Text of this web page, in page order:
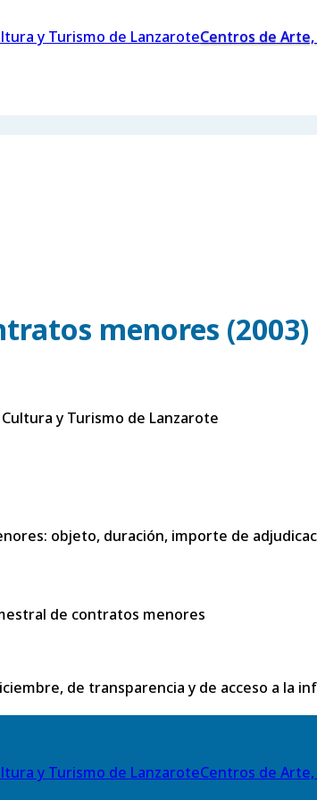
Centros de
menores (2003)
y Turismo de Lanzarote
objeto, duración, importe de
de contratos menores
de transparencia y de acceso a la
Centros de